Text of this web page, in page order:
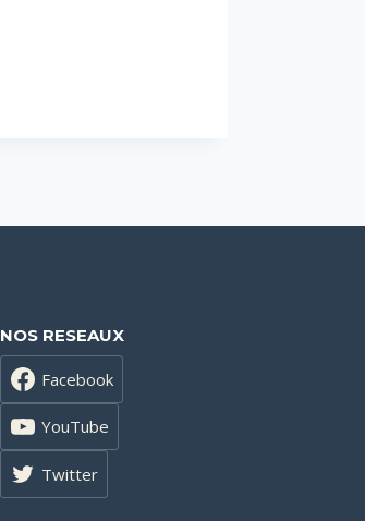
NOS RESEAUX
Facebook
YouTube
Twitter